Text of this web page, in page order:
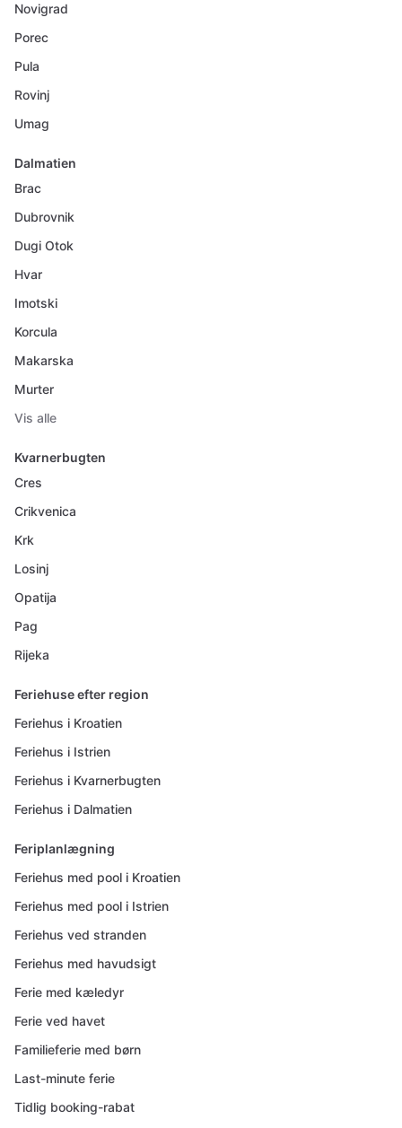
Novigrad
Porec
Pula
Rovinj
Umag
Dalmatien
Brac
Dubrovnik
Dugi Otok
Hvar
Imotski
Korcula
Makarska
Murter
Vis alle
Kvarnerbugten
Cres
Crikvenica
Krk
Losinj
Opatija
Pag
Rijeka
Feriehuse efter region
Feriehus i Kroatien
Feriehus i Istrien
Feriehus i Kvarnerbugten
Feriehus i Dalmatien
Feriplanlægning
Feriehus med pool i Kroatien
Feriehus med pool i Istrien
Feriehus ved stranden
Feriehus med havudsigt
Ferie med kæledyr
Ferie ved havet
Familieferie med børn
Last-minute ferie
Tidlig booking-rabat